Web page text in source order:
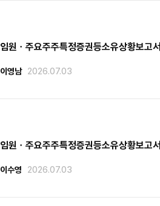
임원ㆍ주요주주특정증권등소유상황보고서
이영남 2026.07.03
임원ㆍ주요주주특정증권등소유상황보고서
이수영 2026.07.03